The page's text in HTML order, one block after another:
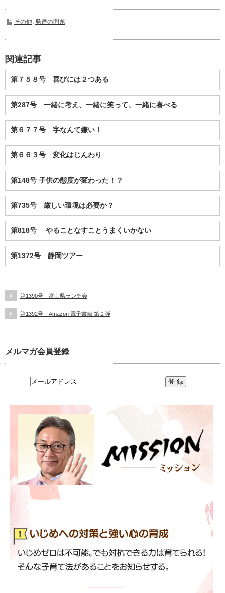
その他, 発達の問題
関連記事
第７５８号 喜びには２つある
第287号 一緒に考え、一緒に笑って、一緒に喜べる
第６７７号 字なんて嫌い！
第６６３号 変化はじんわり
第148号 子供の態度が変わった！？
第735号 厳しい環境は必要か？
第818号 やることなすことうまくいかない
第1372号 静岡ツアー
第1390号 富山県ランチ会
第1392号 Amazon 電子書籍 第２弾
メルマガ会員登録